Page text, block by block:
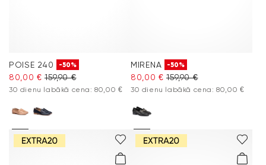
POISE 240 -50%
80,00 € 159,90 €
30 dienu labākā cena: 80,00 €
MIRENA -50%
80,00 € 159,90 €
30 dienu labākā cena: 80,00 €